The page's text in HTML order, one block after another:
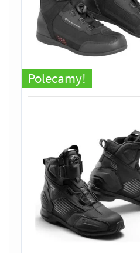
Polecamy!